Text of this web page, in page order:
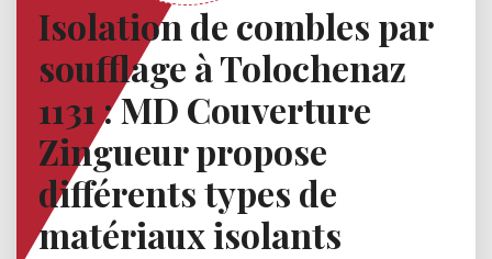
Isolation de combles par
soufflage à Tolochenaz
1131 : MD Couverture
Zingueur propose
différents types de
matériaux isolants